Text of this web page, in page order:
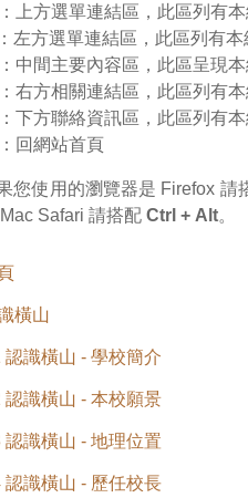
：上方選單連結區，此區列有
：左方選單連結區，此區列有
：中間主要內容區，此區呈現
：右方相關連結區，此區列有
：下方聯絡資訊區，此區列有
：回網站首頁
您使用的瀏覽器是 Firefox 請
Safari 請搭配 Ctrl + Alt。
橫山
認識橫山 - 學校簡介
認識橫山 - 本校願景
認識橫山 - 地理位置
認識橫山 - 歷任校長